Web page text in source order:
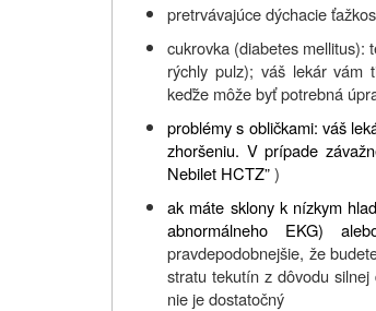
pretrvávajúce dýchacie
cukrovka (diabetes mellitus):
rýchly pulz); váš lekár vám
keďže môže byť potrebná
problémy s obličkami: váš
zhoršeniu. V prípade
Nebilet HCTZ”)
ak máte sklony k nízkym
abnormálneho EKG)
pravdepodobnejšie, že
stratu tekutín z dôvodu
nie je dostatočný